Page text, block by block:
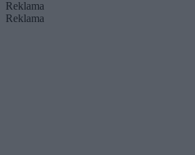
Reklama
Reklama